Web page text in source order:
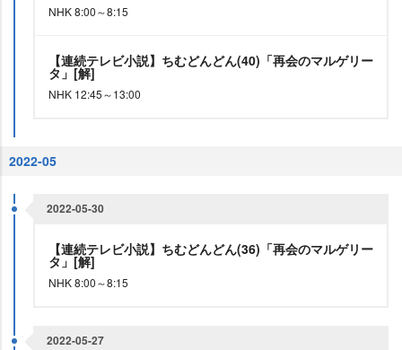
NHK 8:00～8:15
【連続テレビ小説】ちむどんどん(40)「再会のマルゲリー
タ」[解]
NHK 12:45～13:00
2022-05
2022-05-30
【連続テレビ小説】ちむどんどん(36)「再会のマルゲリー
タ」[解]
NHK 8:00～8:15
2022-05-27